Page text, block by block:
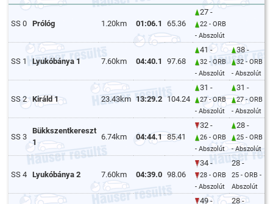
SS 0 Prólóg 1.20km 01:06.1 65.36
27 -
22 - ORB
- Abszolút
SS 1 Lyukóbánya 1 7.60km 04:40.1 97.68
41 -
32 - ORB
- Abszolút
38 -
32 - ORB
- Abszolút
SS 2 Királd 1 23.43km 13:29.2 104.24
31 -
27 - ORB
- Abszolút
31 -
27 - ORB
- Abszolút
SS 3
Bükkszentkereszt
1
6.74km 04:44.1 85.41
32 -
26 - ORB
- Abszolút
28 -
25 - ORB
- Abszolút
SS 4 Lyukóbánya 2 7.60km 04:39.0 98.06
34 -
28 - ORB
- Abszolút
28 -
25 - ORB -
Abszolút
49 - 28 -